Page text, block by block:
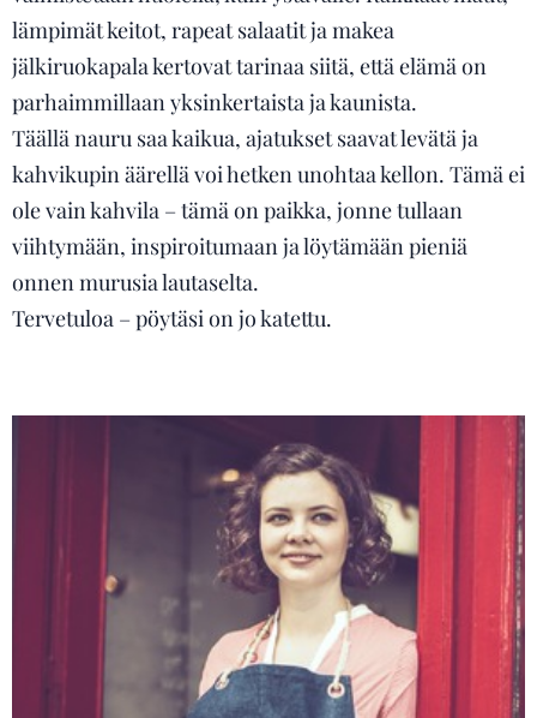
lämpimät keitot, rapeat salaatit ja makea
jälkiruokapala kertovat tarinaa siitä, että elämä on
parhaimmillaan yksinkertaista ja kaunista.
Täällä nauru saa kaikua, ajatukset saavat levätä ja
kahvikupin äärellä voi hetken unohtaa kellon. Tämä ei
ole vain kahvila – tämä on paikka, jonne tullaan
viihtymään, inspiroitumaan ja löytämään pieniä
onnen murusia lautaselta.
Tervetuloa – pöytäsi on jo katettu. ✨